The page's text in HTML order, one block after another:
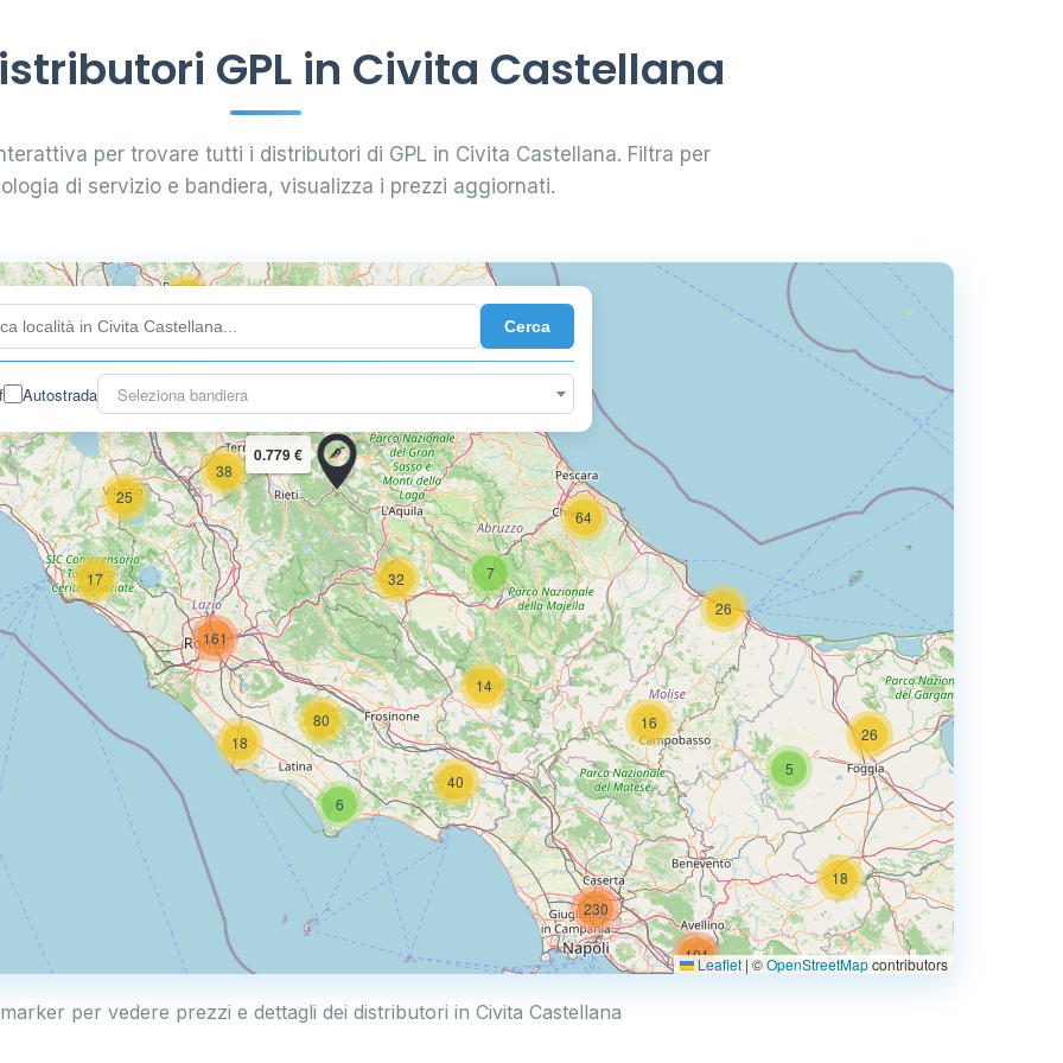
GPL in Civita Castellana
per trovare tutti i distributori di GPL in Civita Castellana. Filtra per
di servizio e bandiera, visualizza i prezzi aggiornati.
Cerca
Autostrada Seleziona bandiera
6
18
24
20
5
14
26
16
161
80
7
32
64
40
101
230
18
26
58
89
25
17
38
10
56
0.779 €
0.799 €
0.769 €
Leaflet | ©OpenStreetMapcontributors
per vedere prezzi e dettagli dei distributori in Civita Castellana